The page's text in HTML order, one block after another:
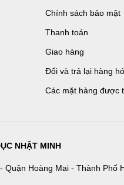
Chính sách bảo mật
Thanh toán
Giao hàng
Đổi và trả lại hàng
Các mặt hàng được
NHẬT MINH
Quận Hoàng Mai - Thành Phố